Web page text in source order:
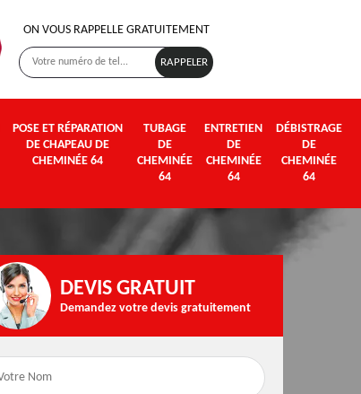
ON VOUS RAPPELLE GRATUITEMENT
POSE ET RÉPARATION
DE CHAPEAU DE
CHEMINÉE 64
TUBAGE
DE
CHEMINÉE
64
ENTRETIEN
DE
CHEMINÉE
64
DÉBISTRAGE
DE
CHEMINÉE
64
Poseur et pose de
poêle à bois et
DEVIS GRATUIT
Demandez votre devis gratuitement